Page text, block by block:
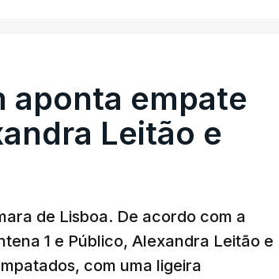
aponta empate
Leitão e
de Lisboa. De acordo com a
1 e Público, Alexandra Leitão e
com uma ligeira